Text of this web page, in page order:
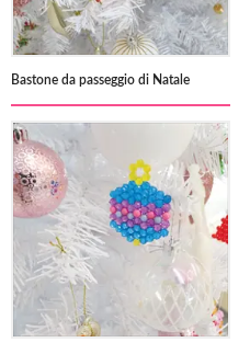
Bastone da passeggio di Natale